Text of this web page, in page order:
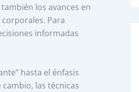
los avances en
Para
informadas
hasta el énfasis
las técnicas